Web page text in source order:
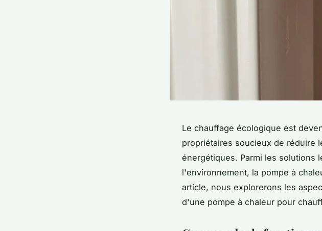
Le chauffage écologique est
propriétaires soucieux de réduire
énergétiques. Parmi les solutions
l'environnement, la pompe à
article, nous explorerons les
d'une pompe à chaleur pour